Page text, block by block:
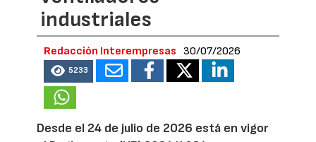
industriales
Redacción Interempresas 30/07/2026
5233
Desde el 24 de julio de 2026 está en vigor